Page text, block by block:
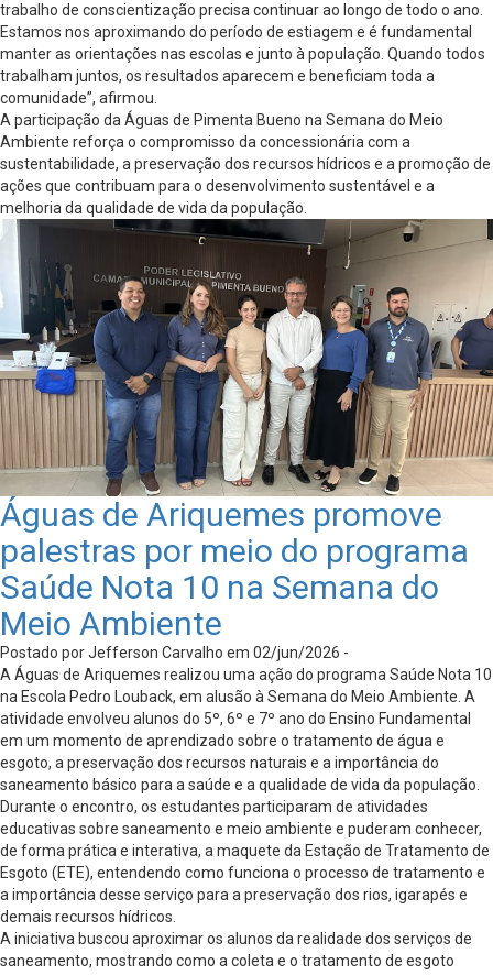
trabalho de conscientização precisa continuar ao longo de todo o ano.
Estamos nos aproximando do período de estiagem e é fundamental
manter as orientações nas escolas e junto à população. Quando todos
trabalham juntos, os resultados aparecem e beneficiam toda a
comunidade”, afirmou.
A participação da Águas de Pimenta Bueno na Semana do Meio
Ambiente reforça o compromisso da concessionária com a
sustentabilidade, a preservação dos recursos hídricos e a promoção de
ações que contribuam para o desenvolvimento sustentável e a
melhoria da qualidade de vida da população.
Águas de Ariquemes promove
palestras por meio do programa
Saúde Nota 10 na Semana do
Meio Ambiente
Postado por Jefferson Carvalho em 02/jun/2026 -
A Águas de Ariquemes realizou uma ação do programa Saúde Nota 10
na Escola Pedro Louback, em alusão à Semana do Meio Ambiente. A
atividade envolveu alunos do 5º, 6º e 7º ano do Ensino Fundamental
em um momento de aprendizado sobre o tratamento de água e
esgoto, a preservação dos recursos naturais e a importância do
saneamento básico para a saúde e a qualidade de vida da população.
Durante o encontro, os estudantes participaram de atividades
educativas sobre saneamento e meio ambiente e puderam conhecer,
de forma prática e interativa, a maquete da Estação de Tratamento de
Esgoto (ETE), entendendo como funciona o processo de tratamento e
a importância desse serviço para a preservação dos rios, igarapés e
demais recursos hídricos.
A iniciativa buscou aproximar os alunos da realidade dos serviços de
saneamento, mostrando como a coleta e o tratamento de esgoto